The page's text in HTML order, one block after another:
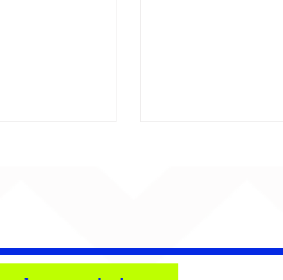
multidão e
Levinsk conquista